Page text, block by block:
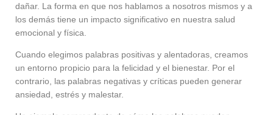
dañar. La forma en que nos hablamos a nosotros mismos y a
los demás tiene un impacto significativo en nuestra salud
emocional y física.
Cuando elegimos palabras positivas y alentadoras, creamos
un entorno propicio para la felicidad y el bienestar. Por el
contrario, las palabras negativas y críticas pueden generar
ansiedad, estrés y malestar.